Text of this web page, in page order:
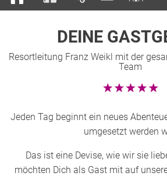
DEINE
Resortleitung Franz Weikl mit der
Team
Jeden Tag beginnt ein neues
umgesetzt werden
Das ist eine Devise, wie wir sie
möchten Dich als Gast mit auf